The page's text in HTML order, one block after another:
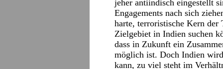
jeher antiindisch eingestellt
Engagements nach sich
harte, terroristische Kern der
Zielgebiet in Indien suchen
dass in Zukunft ein
möglich ist. Doch Indien
kann, zu viel steht im